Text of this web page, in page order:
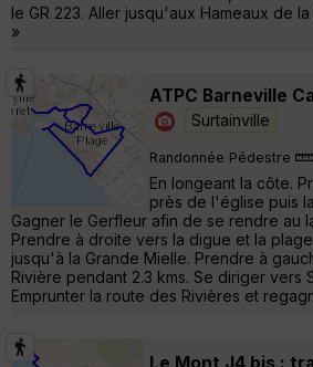
le GR 223. Aller jusqu'aux Hameaux de
»
ATPC Barneville
Surtainville
Randonnée Pédestre
En longeant la côte.
près de l'église puis
Gagner le Gerfleur afin de se rendre au
Prendre à droite vers la digue et la
jusqu'à la Grande Mielle. Prendre à
Rivière pendant 2.3 kms. Se diriger vers
Emprunter la route des Rivières et